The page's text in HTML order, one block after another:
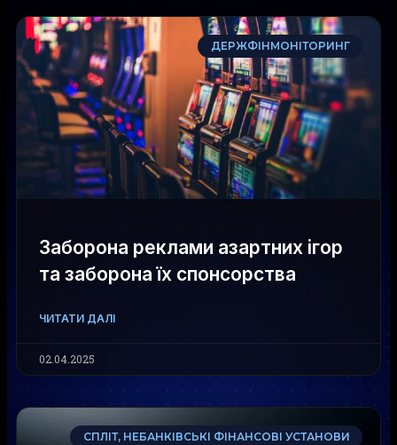
ДЕРЖФІНМОНІТОРИНГ
Заборона реклами азартних ігор
та заборона їх спонсорства
ЧИТАТИ ДАЛІ
02.04.2025
СПЛІТ, НЕБАНКІВСЬКІ ФІНАНСОВІ УСТАНОВИ